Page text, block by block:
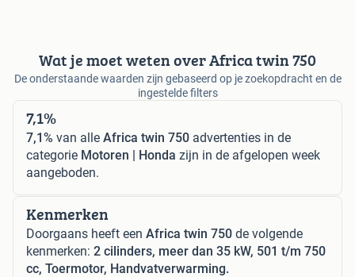
Wat je moet weten over Africa twin 750
De onderstaande waarden zijn gebaseerd op je zoekopdracht en de
ingestelde filters
7,1%
7,1% van alle Africa twin 750 advertenties in de
categorie Motoren | Honda zijn in de afgelopen week
aangeboden.
Kenmerken
Doorgaans heeft een Africa twin 750 de volgende
kenmerken: 2 cilinders, meer dan 35 kW, 501 t/m 750
cc, Toermotor, Handvatverwarming.